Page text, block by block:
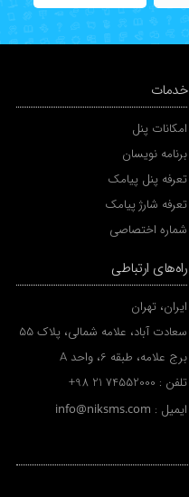
خدمات
امکانات پنل
برنامه نویسان
تعرفه پنل پیامک
تعرفه شارژ پیامک
شماره اختصاصی
راه‌های ارتباطی
ایران، تهران
سعادت آباد، علامه شمالی، پلاک 55
برج علامه، طبقه 6، واحد A
تلفن : +98 21 74552000
ایمیل : info@niksms.com